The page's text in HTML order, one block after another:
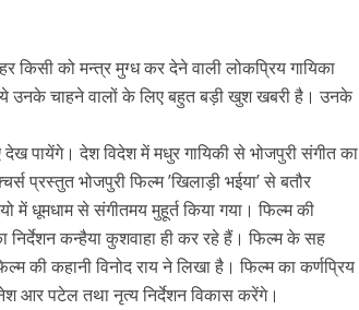
की खूबसूरत लोकेशन्स पर हो रही है शूटिंग
को मन्त्र मुग्ध कर देने वाली लोकप्रिय गायिका
उनके चाहने वालों के लिए बहुत बड़ी खुश खबरी है। उनके
पायेंगे। देश विदेश में मधुर गायिकी से भोजपुरी संगीत का
प्रस्तुत भोजपुरी फिल्म ’खिलाड़ी भईया’ से बतौर
में धूमधाम से संगीतमय मुहूर्त किया गया। फिल्म की
निर्देशन कन्हैया कुशवाहा ही कर रहे हैं। फिल्म के सह
फिल्म की कहानी विनोद राय ने लिखा है। फिल्म का कर्णप्रिय
आर पटेल तथा नृत्य निर्देशन विकास करेंगे।